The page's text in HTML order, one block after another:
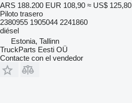
ARS 188.200 EUR 108,90 ≈ US$ 125,80
Piloto trasero
2380955 1905044 2241860
diésel
Estonia, Tallinn
TruckParts Eesti OÜ
Contacte con el vendedor